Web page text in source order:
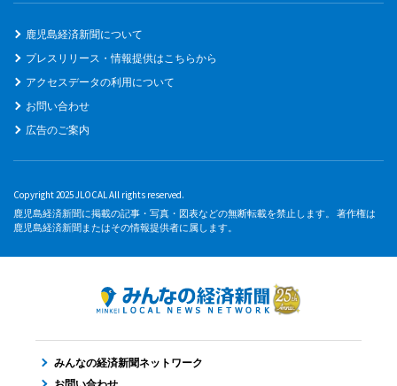
鹿児島経済新聞について
プレスリリース・情報提供はこちらから
アクセスデータの利用について
お問い合わせ
広告のご案内
Copyright 2025 JLOCAL All rights reserved.
鹿児島経済新聞に掲載の記事・写真・図表などの無断転載を禁止します。 著作権は
鹿児島経済新聞またはその情報提供者に属します。
みんなの経済新聞ネットワーク
お問い合わせ